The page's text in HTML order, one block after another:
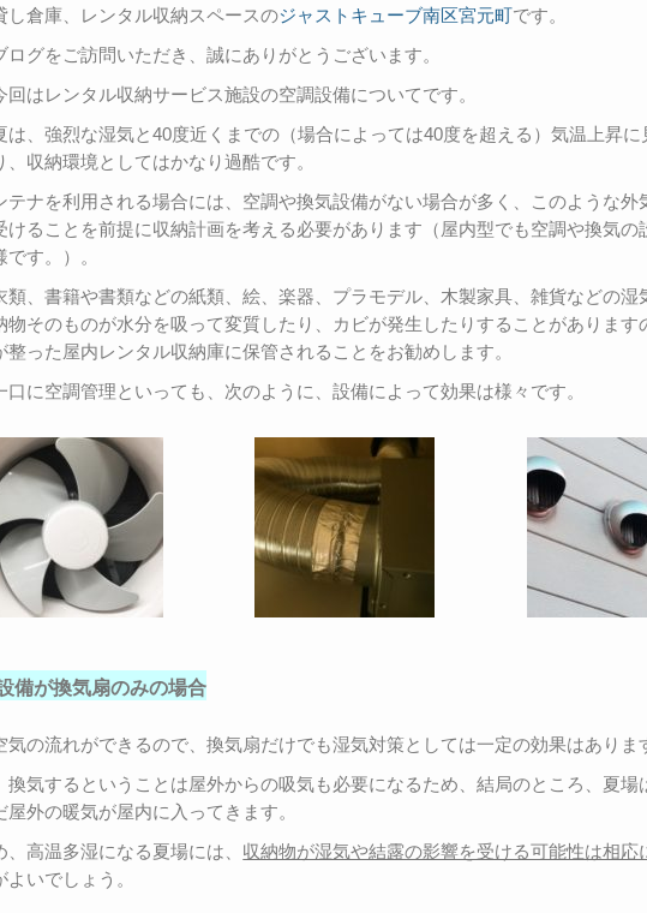
し倉庫、レンタル収納スペースのジャストキューブ南区宮元町です。
ログをご訪問いただき、誠にありがとうございます。
回はレンタル収納サービス施設の空調設備についてです。
は、強烈な湿気と40度近くまでの（場合によっては40度を超える）気温上昇に
、収納環境としてはかなり過酷です。
テナを利用される場合には、空調や換気設備がない場合が多く、このような外
けることを前提に収納計画を考える必要があります（屋内型でも空調や換気の
す。）。
類、書籍や書類などの紙類、絵、楽器、プラモデル、木製家具、雑貨などの湿
物そのものが水分を吸って変質したり、カビが発生したりすることがあります
整った屋内レンタル収納庫に保管されることをお勧めします。
口に空調管理といっても、次のように、設備によって効果は様々です。
備が換気扇のみの場合
気の流れができるので、換気扇だけでも湿気対策としては一定の効果はありま
換気するということは屋外からの吸気も必要になるため、結局のところ、夏場
屋外の暖気が屋内に入ってきます。
、高温多湿になる夏場には、 収納物が湿気や結露の影響を受ける可能性は相応
よいでしょう。